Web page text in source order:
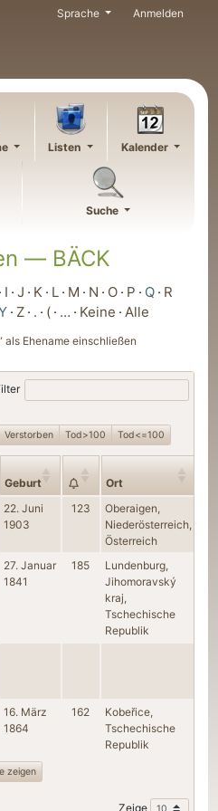
Sprache Anmelden
Listen Kalender
Suche
— BÄCK
I J K L M N O P Q R
Z . ( … Keine Alle
als Ehename einschließen
Verstorben Tod>100 Tod<=100
Geburt
Ort
22. Juni
1903
123
Oberaigen,
Niederösterreich,
Österreich
27. Januar
1841
185
Lundenburg,
Jihomoravský
kraj,
Tschechische
Republik
16. März
1864
162
Kobeřice,
Tschechische
Republik
zeigen
Zeige